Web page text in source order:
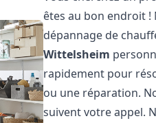
êtes au bon endroit !
dépannage de
Wittelsheim
rapidement pour
ou une réparation.
suivent votre appel.